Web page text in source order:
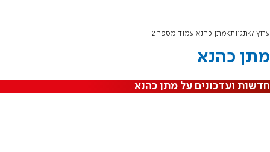
ערוץ 7 תגיות מתן כהנא עמוד מספר 2
מתן כהנא
חדשות ועדכונים על מתן כהנא